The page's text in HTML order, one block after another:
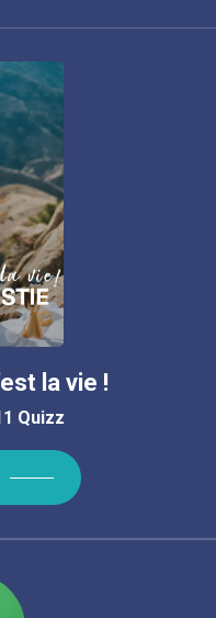
la vie !
Quizz